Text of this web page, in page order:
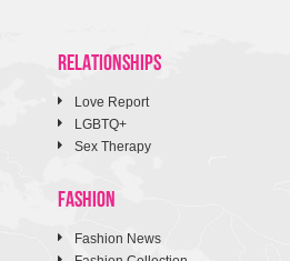
RELATIONSHIPS
Love Report
LGBTQ+
Sex Therapy
FASHION
Fashion News